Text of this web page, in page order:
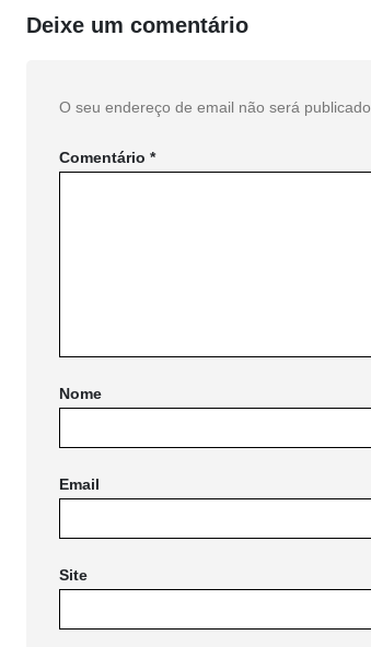
Deixe um comentário
O seu endereço de email não será publicado.
Comentário *
Nome
Email
Site